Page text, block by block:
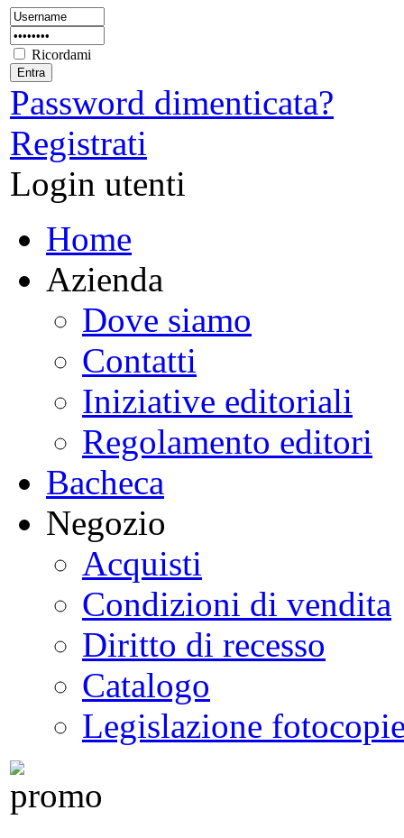
Ricordami
Password dimenticata?
Registrati
Login utenti
Home
Azienda
Dove siamo
Contatti
Iniziative editoriali
Regolamento editori
Bacheca
Negozio
Acquisti
Condizioni di vendita
Diritto di recesso
Catalogo
Legislazione